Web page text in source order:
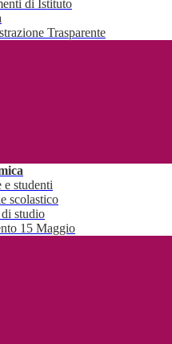
di Istituto
Trasparente
e studenti
scolastico
studio
15 Maggio